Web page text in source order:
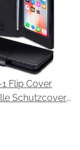
Flip Cover
Schutzcover
passend für